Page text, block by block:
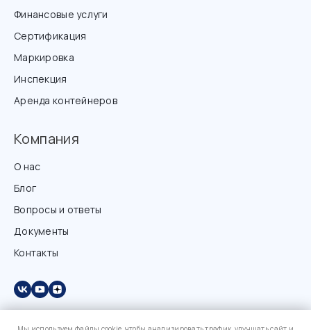
Финансовые услуги
Сертификация
Маркировка
Инспекция
Аренда контейнеров
Компания
О нас
Блог
Вопросы и ответы
Документы
Контакты